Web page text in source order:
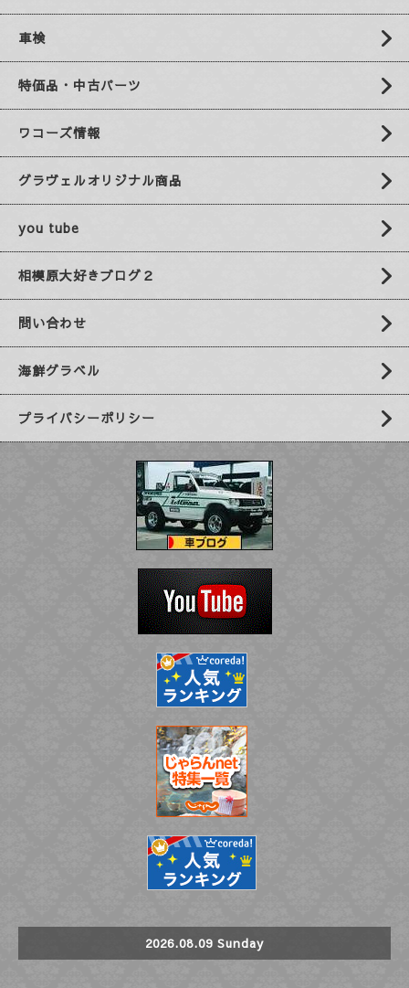
車検
特価品・中古パーツ
ワコーズ情報
グラヴェルオリジナル商品
you tube
相模原大好きブログ２
問い合わせ
海鮮グラベル
プライバシーポリシー
2026.08.09 Sunday